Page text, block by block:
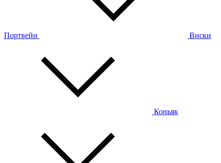
Портвейн Виски
Коньяк